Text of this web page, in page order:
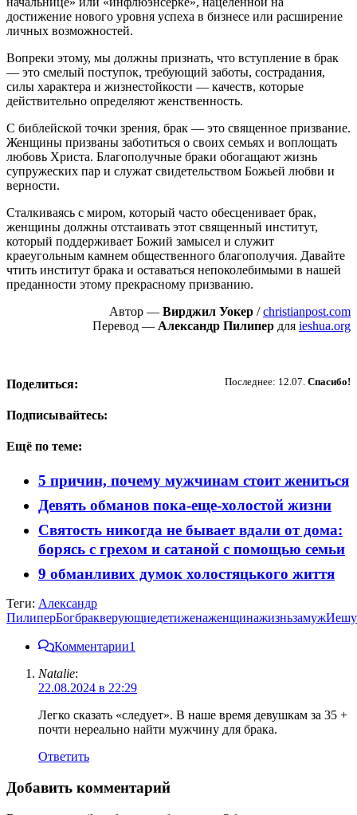
достижение нового уровня успеха в бизнесе или расширение
личных возможностей.
Вопреки этому, мы должны признать, что вступление в брак
— это смелый поступок, требующий заботы, сострадания,
силы характера и жизнестойкости — качеств, которые
действительно определяют женственность.
С библейской точки зрения, брак — это священное призвание.
Женщины призваны заботиться о своих семьях и воплощать
любовь Христа. Благополучные браки обогащают жизнь
супружеских пар и служат свидетельством Божьей любви и
верности.
Сталкиваясь с миром, который часто обесценивает брак,
женщины должны отстаивать этот священный институт,
который поддерживает Божий замысел и служит
краеугольным камнем общественного благополучия. Давайте
чтить институт брака и оставаться непоколебимыми в нашей
преданности этому прекрасному призванию.
Автор — Вирджил Уокер /christianpost.com
Перевод — Александр Пилипер для ieshua.org
Последнее: 12.07. Спасибо!
Поделиться:
Подписывайтесь:
Ещё по теме:
5 причин, почему мужчинам стоит жениться
Девять обманов пока-еще-холостой жизни
Святость никогда не бывает вдали от дома:
борясь с грехом и сатаной с помощью семьи
9 обманливих думок холостяцького життя
Теги: Александр
ПилиперБогбракверующиедетиженаженщинажизньзамуж
Комментарии1
Natalie:
22.08.2024 в 22:29
Легко сказать «следует». В наше время девушкам за 35 +
почти нереально найти мужчину для брака.
Ответить
Добавить комментарий